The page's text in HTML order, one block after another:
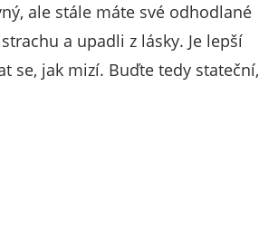
ale stále máte své odhodlané
a upadli z lásky. Je lepší
se, jak mizí. Buďte tedy stateční,